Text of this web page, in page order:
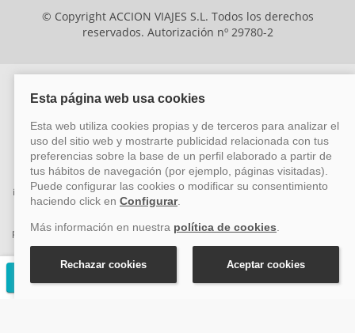
© Copyright ACCION VIAJES S.L. Todos los derechos
reservados. Autorización nº 29780-2
ACCION VIAJES SL ha sido beneficiaria del Fondo Europeo de Desarrollo
Regional (FEDER), cuyo objetivo es mejorar la competitividad de las pymes
mediante el impulso de la innovación, el desarrollo tecnológico, la
investigación de calidad y el uso seguro y fiable del ciberespacio. Gracias a
esta financiación, la empresa ha puesto en marcha un Plan de Acción
promoviendo la innovación y la ciberseguridad. Para ello, ha contado con el
apoyo de los programas Pyme Innova y Pyme Cibersegura de la Cámara
de Comercio de Málaga. #EuropaSeSiente